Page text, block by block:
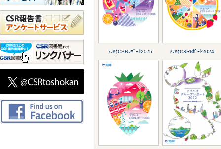
ｱｦﾊﾀCSRﾚﾎﾟｰﾄ2025 ｱｦﾊﾀCSRﾚﾎﾟｰﾄ2024